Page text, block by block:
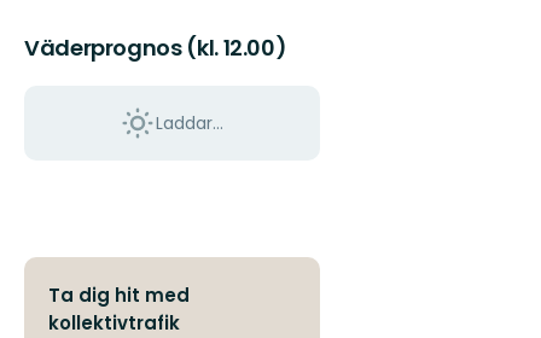
Väderprognos (kl. 12.00)
Laddar...
Ta dig hit med
kollektivtrafik